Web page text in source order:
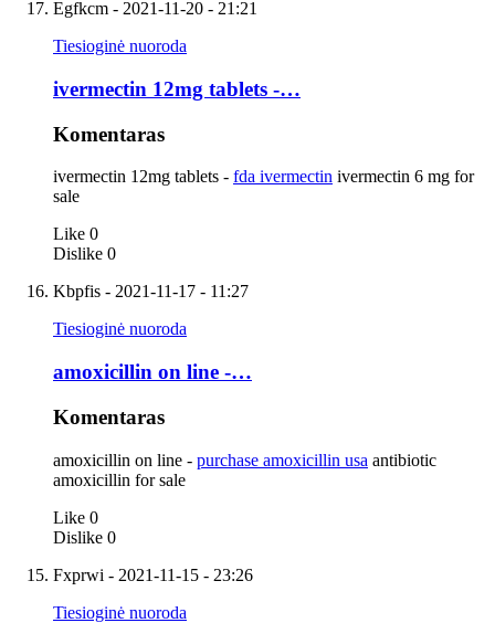
Egfkcm - 2021-11-20 - 21:21
Tiesioginė nuoroda
ivermectin 12mg tablets -…
Komentaras
ivermectin 12mg tablets - fda ivermectin ivermectin 6 mg for
sale
Like 0
Dislike 0
Kbpfis - 2021-11-17 - 11:27
Tiesioginė nuoroda
amoxicillin on line -…
Komentaras
amoxicillin on line - purchase amoxicillin usa antibiotic
amoxicillin for sale
Like 0
Dislike 0
Fxprwi - 2021-11-15 - 23:26
Tiesioginė nuoroda